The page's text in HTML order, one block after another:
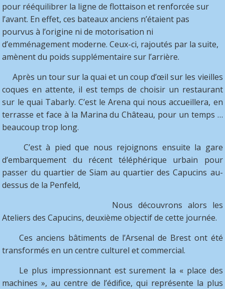
pour rééquilibrer la ligne de flottaison et renforcée sur
l’avant. En effet, ces bateaux anciens n’étaient pas
pourvus à l’origine ni de motorisation ni
d’emménagement moderne. Ceux-ci, rajoutés par la suite,
amènent du poids supplémentaire sur l’arrière.
Après un tour sur la quai et un coup d’œil sur les vieilles
coques en attente, il est temps de choisir un restaurant
sur le quai Tabarly. C’est le Arena qui nous accueillera, en
terrasse et face à la Marina du Château, pour un temps …
beaucoup trop long.
C’est à pied que nous rejoignons ensuite la gare
d’embarquement du récent téléphérique urbain pour
passer du quartier de Siam au quartier des Capucins au-
dessus de la Penfeld,
Nous découvrons alors les
Ateliers des Capucins, deuxième objectif de cette journée.
Ces anciens bâtiments de l’Arsenal de Brest ont été
transformés en un centre culturel et commercial.
Le plus impressionnant est surement la « place des
machines », au centre de l’édifice, qui représente la plus